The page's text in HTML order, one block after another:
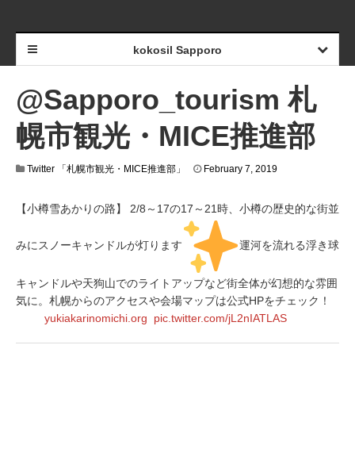
kokosil Sapporo
@Sapporo_tourism 札
幌市観光・MICE推進部
Twitter 「札幌市観光・MICE推進部」 February 7, 2019
【小樽雪あかりの路】 2/8～17の17～21時、小樽の歴史的な街並
みにスノーキャンドルが灯ります 運河を流れる浮き球
キャンドルや天狗山でのライトアップなど街全体が幻想的な雰囲
気に。札幌からのアクセスや会場マップは公式HPをチェック！
yukiakarinomichi.org
pic.twitter.com/jL2nIATLAS